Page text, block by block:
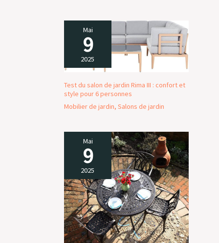
Mai
9
2025
Test du salon de jardin Rima III : confort et
style pour 6 personnes
Mobilier de jardin, Salons de jardin
Mai
9
2025